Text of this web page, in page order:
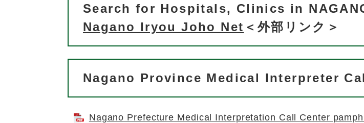
Search for Hospitals, Clinics in
Nagano Iryou Joho Net ＜外部リンク＞
Nagano Province Medical Interpreter
Nagano Prefecture Medical Interpretation Call Center